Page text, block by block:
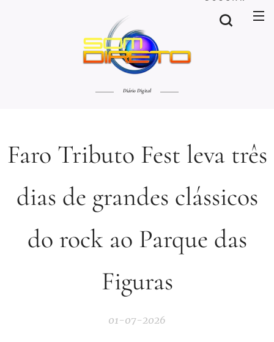
Diário Digital
Faro Tributo Fest leva três
dias de grandes clássicos
do rock ao Parque das
Figuras
01-07-2026